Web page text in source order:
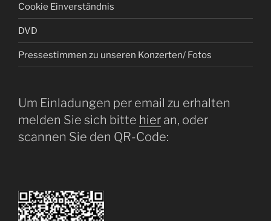
Cookie Einverständnis
DVD
Pressestimmen zu unseren Konzerten/ Fotos
Um Einladungen per email zu erhalten
melden Sie sich bitte hier an, oder
scannen Sie den QR-Code: